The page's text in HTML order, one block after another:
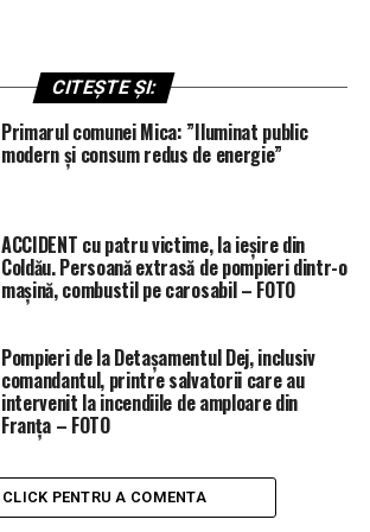
CITEȘTE ȘI:
Primarul comunei Mica: ”Iluminat public
modern și consum redus de energie”
ACCIDENT cu patru victime, la ieșire din
Coldău. Persoană extrasă de pompieri dintr-o
mașină, combustil pe carosabil – FOTO
Pompieri de la Detașamentul Dej, inclusiv
comandantul, printre salvatorii care au
intervenit la incendiile de amploare din
Franța – FOTO
CLICK PENTRU A COMENTA